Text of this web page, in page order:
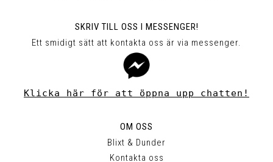
SKRIV TILL OSS I MESSENGER!
Ett smidigt sätt att kontakta oss är via messenger.
Klicka här för att öppna upp chatten!
OM OSS
Blixt & Dunder
Kontakta oss